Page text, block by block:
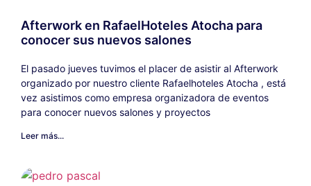
Afterwork en RafaelHoteles Atocha para
conocer sus nuevos salones
El pasado jueves tuvimos el placer de asistir al Afterwork
organizado por nuestro cliente Rafaelhoteles Atocha , está
vez asistimos como empresa organizadora de eventos
para conocer nuevos salones y proyectos
Leer más...